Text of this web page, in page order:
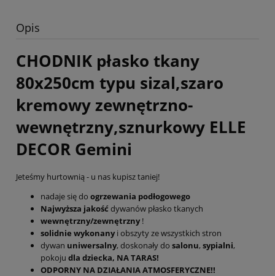
Opis
CHODNIK płasko tkany
80x250cm typu sizal,szaro
kremowy zewnętrzno-
wewnętrzny,sznurkowy ELLE
DECOR Gemini
Jeteśmy hurtownią - u nas kupisz taniej!
nadaje się do ogrzewania podłogowego
Najwyższa jakość dywanów płasko tkanych
wewnętrzny/zewnętrzny!
solidnie wykonanyi obszyty ze wszystkich stron
dywan uniwersalny, doskonały do salonu, sypialni,
pokoju dla dziecka, NA TARAS!
ODPORNY NA DZIAŁANIA ATMOSFERYCZNE!!